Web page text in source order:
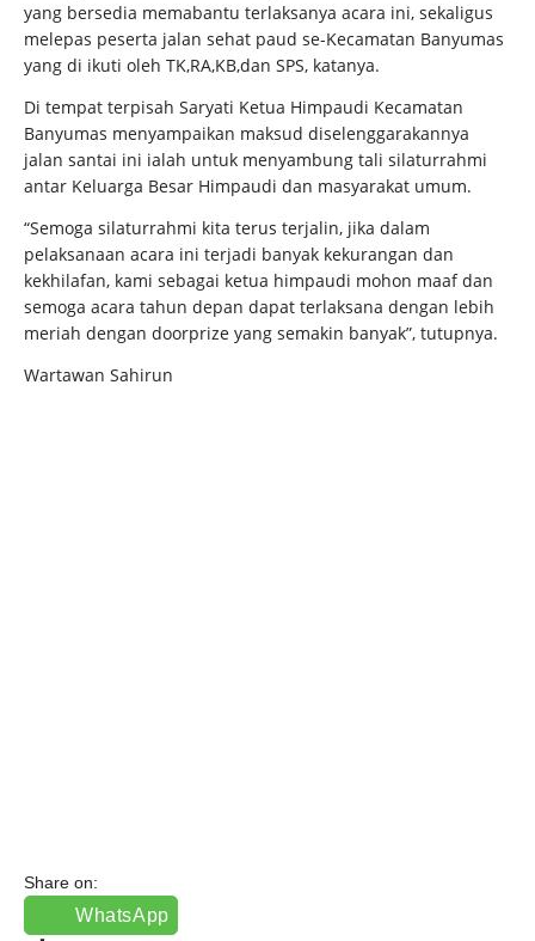
yang bersedia memabantu terlaksanya acara ini, sekaligus
melepas peserta jalan sehat paud se-Kecamatan Banyumas
yang di ikuti oleh TK,RA,KB,dan SPS, katanya.
Di tempat terpisah Saryati Ketua Himpaudi Kecamatan
Banyumas menyampaikan maksud diselenggarakannya
jalan santai ini ialah untuk menyambung tali silaturrahmi
antar Keluarga Besar Himpaudi dan masyarakat umum.
“Semoga silaturrahmi kita terus terjalin, jika dalam
pelaksanaan acara ini terjadi banyak kekurangan dan
kekhilafan, kami sebagai ketua himpaudi mohon maaf dan
semoga acara tahun depan dapat terlaksana dengan lebih
meriah dengan doorprize yang semakin banyak”, tutupnya.
Wartawan Sahirun
Share on:
WhatsApp